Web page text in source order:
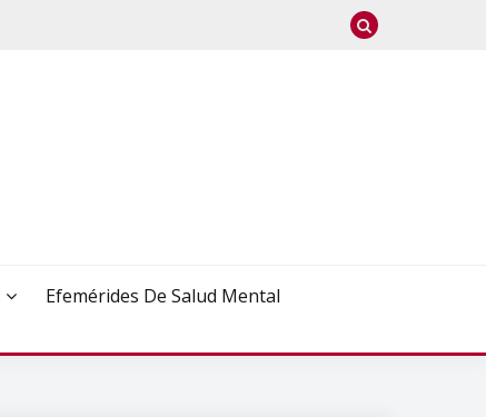
Efemérides De Salud Mental